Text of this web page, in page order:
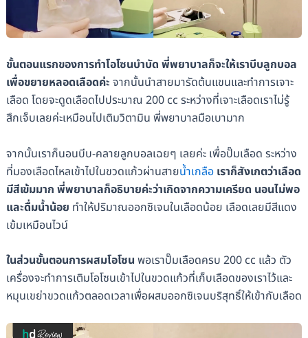
ขั้นตอนแรกของการทำโอโซนบำบัด พี่พยาบาลก็จะให้เราบีบลูกบอล
เพื่อขยายหลอดเลือดค่ะ จากนั้นนำสายมารัดต้นแขนและทำการเจาะ
เลือด โดยจะดูดเลือดไปประมาณ 200 cc ระหว่างที่เจาะเลือดเราไม่รู้
สึกเจ็บเลยค่ะเหมือนไปเติมวิตามิน พี่พยาบาลมือเบามาก
จากนั้นเราก็นอนบีบ-คลายลูกบอลเฉยๆ เลยค่ะ เพื่อปั๊มเลือด ระหว่าง
ที่มองเลือดไหลเข้าไปในขวดแก้วผ่านสายน้ำเกลือเราก็สังเกตว่าเลือด
มีสีเข้มมาก พี่พยาบาลก็อธิบายค่ะว่าเกิดจากความเครียด นอนไม่พอ
และดื่มน้ำน้อย ทำให้ปริมาณออกซิเจนในเลือดน้อย เลือดเลยมีสีแดง
เข้มเหมือนไวน์
ในส่วนขั้นตอนการผสมโอโซน พอเราปั๊มเลือดครบ 200 cc แล้ว ตัว
เครื่องจะทำการเติมโอโซนเข้าไปในขวดแก้วที่เก็บเลือดของเราไว้และ
หมุนเขย่าขวดแก้วตลอดเวลาเพื่อผสมออกซิเจนบริสุทธิ์ให้เข้ากับเลือด